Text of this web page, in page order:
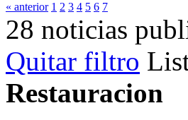
« anterior 1 2 3 4 5 6 7
28 noticias
Quitar filtro
Restauracion